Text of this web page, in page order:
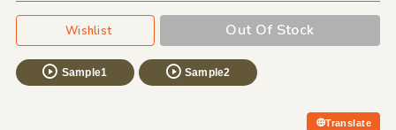
Wishlist Out Of Stock
Sample1 Sample2
Translate